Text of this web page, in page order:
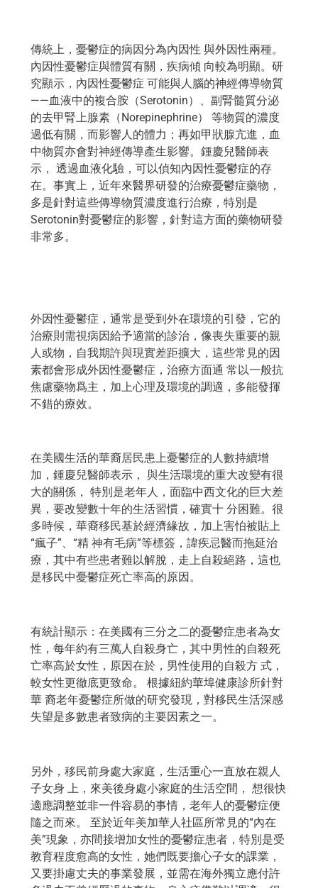
傳統上，憂鬱症的病因分為內因性 與外因性兩種。
內因性憂鬱症與體質有關，疾病傾 向較為明顯。研
究顯示，內因性憂鬱症 可能與人腦的神經傳導物質
——血液中的複合胺（Serotonin）、副腎髓質分泌
的去甲腎上腺素（Norepinephrine） 等物質的濃度
過低有關，而影響人的體力；再如甲狀腺亢進，血
中物質亦會對神經傳導產生影響。鍾慶兒醫師表
示， 透過血液化驗，可以偵知內因性憂鬱症的存
在。事實上，近年來醫界研發的治療憂鬱症藥物，
多是針對這些傳導物質濃度進行治療，特別是
Serotonin對憂鬱症的影響，針對這方面的藥物研發
非常多。
外因性憂鬱症，通常是受到外在環境的引發，它的
治療則需視病因給予適當的診治，像喪失重要的親
人或物，自我期許與現實差距擴大，這些常見的因
素都會形成外因性憂鬱症，治療方面通 常以一般抗
焦慮藥物爲主，加上心理及環境的調適，多能發揮
不錯的療效。
在美國生活的華裔居民患上憂鬱症的人數持續增
加，鍾慶兒醫師表示， 與生活環境的重大改變有很
大的關係， 特別是老年人，面臨中西文化的巨大差
異，要改變數十年的生活習慣，確實十 分困難。很
多時候，華裔移民基於經濟緣故，加上害怕被貼上
“瘋子”、“精 神有毛病”等標簽，諱疾忌醫而拖延治
療，其中有些患者難以解脫，走上自殺絕路，這也
是移民中憂鬱症死亡率高的原因。
有統計顯示：在美國有三分之二的憂鬱症患者為女
性，每年約有三萬人自殺身亡，其中男性的自殺死
亡率高於女性，原因在於，男性使用的自殺方 式，
較女性更徹底更致命。 根據紐約華埠健康診所針對
華 裔老年憂鬱症所做的研究發現，對移民生活深感
失望是多數患者致病的主要因素之一。
另外，移民前身處大家庭，生活重心一直放在親人
子女身 上，來美後身處小家庭的生活空間， 想很快
適應調整並非一件容易的事情，老年人的憂鬱症便
隨之而來。 至於近年美加華人社區所常見的“內在
美”現象，亦間接增加女性的憂鬱症患者，特別是受
教育程度愈高的女性，她們既要擔心子女的課業，
又要掛慮丈夫的事業發展，並需在海外獨立應付許